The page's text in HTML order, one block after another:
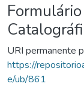
URI permanente
https://
e/ub/861